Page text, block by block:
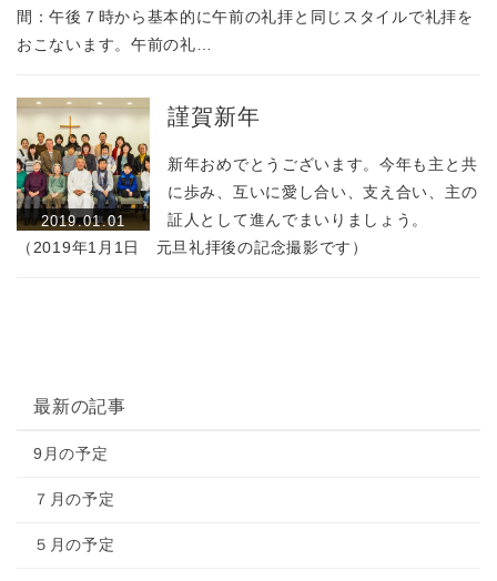
間：午後７時から基本的に午前の礼拝と同じスタイルで礼拝を
おこないます。午前の礼…
2019.01.01
謹賀新年
新年おめでとうございます。今年も主と共
に歩み、互いに愛し合い、支え合い、主の
証人として進んでまいりましょう。
（2019年1月1日 元旦礼拝後の記念撮影です）
最新の記事
9月の予定
７月の予定
５月の予定